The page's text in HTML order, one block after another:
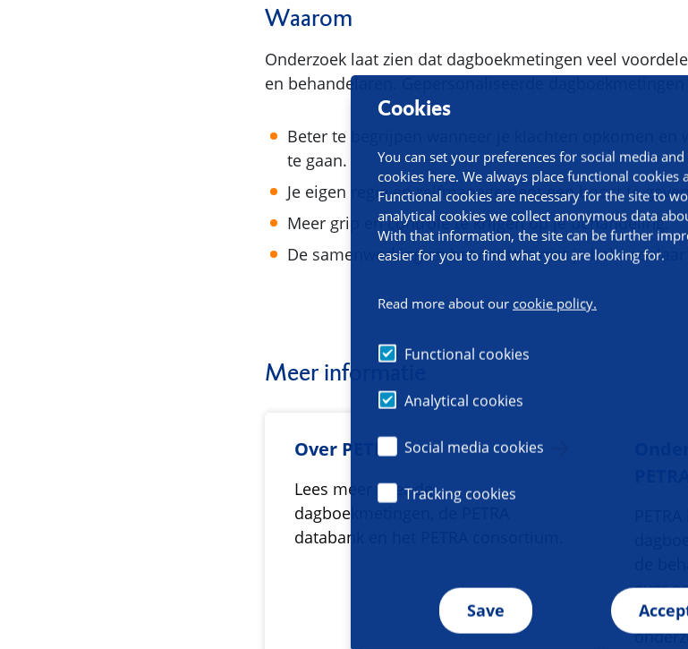
Cookies
You can set your preferences for social media
cookies here. We always place functional cookies
Functional cookies are necessary for the site to
analytical cookies we collect anonymous data
With that information, the site can be further
easier for you to find what you are looking for.
Read more about our cookie policy.
Functional cookies
Analytical cookies
Social media cookies
Tracking cookies
Save
Waarom
Onderzoek laat zien dat dagboekmetingen veel
en behandelaren. Gepersonaliseerde dagboekmetingen
Beter te begrijpen wanneer je klachten opkomen en
te gaan.
Je eigen regie en zelfmanagement een boost te
Meer grip en controle te krijgen op je behandeling.
De samenwerking en het contact met je behandelaar
Meer informatie
Over PETRA
Lees meer over de
dagboekmetingen, de PETRA
databank en het PETRA consortium.
de
over